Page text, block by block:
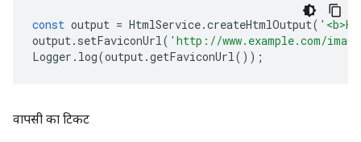
const output = HtmlService.createHtmlOutput(
output. setFaviconUrl( 'http://www.example.com/
Logger . log(output.getFaviconUrl());
वापसी का टिकट